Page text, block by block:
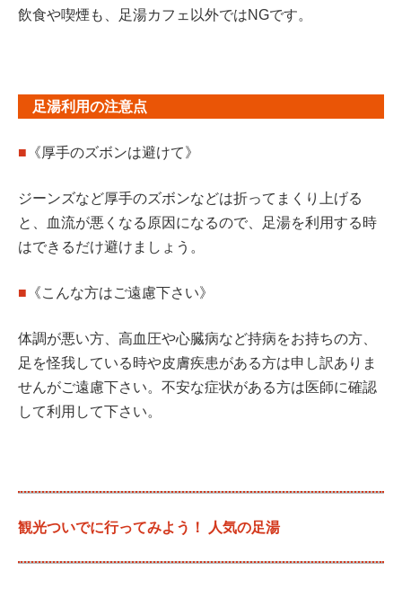
飲食や喫煙も、足湯カフェ以外ではNGです。
足湯利用の注意点
■ 《厚手のズボンは避けて》
ジーンズなど厚手のズボンなどは折ってまくり上げる
と、血流が悪くなる原因になるので、足湯を利用する時
はできるだけ避けましょう。
■ 《こんな方はご遠慮下さい》
体調が悪い方、高血圧や心臓病など持病をお持ちの方、
足を怪我している時や皮膚疾患がある方は申し訳ありま
せんがご遠慮下さい。不安な症状がある方は医師に確認
して利用して下さい。
観光ついでに行ってみよう！ 人気の足湯